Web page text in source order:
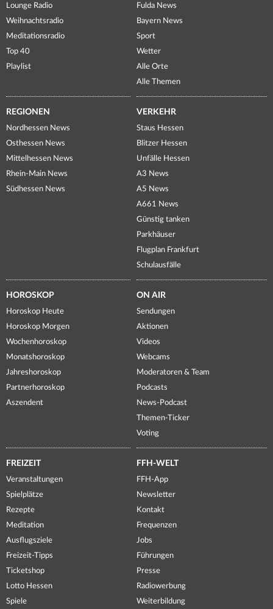
Lounge Radio
Weihnachtsradio
Meditationsradio
Top 40
Playlist
Fulda News
Bayern News
Sport
Wetter
Alle Orte
Alle Themen
REGIONEN
Nordhessen News
Osthessen News
Mittelhessen News
Rhein-Main News
Südhessen News
VERKEHR
Staus Hessen
Blitzer Hessen
Unfälle Hessen
A3 News
A5 News
A661 News
Günstig tanken
Parkhäuser
Flugplan Frankfurt
Schulausfälle
HOROSKOP
Horoskop Heute
Horoskop Morgen
Wochenhoroskop
Monatshoroskop
Jahreshoroskop
Partnerhoroskop
Aszendent
ON AIR
Sendungen
Aktionen
Videos
Webcams
Moderatoren & Team
Podcasts
News-Podcast
Themen-Ticker
Voting
FREIZEIT
Veranstaltungen
Spielplätze
Rezepte
Meditation
Ausflugsziele
Freizeit-Tipps
Ticketshop
Lotto Hessen
Spiele
FFH-WELT
FFH-App
Newsletter
Kontakt
Frequenzen
Jobs
Führungen
Presse
Radiowerbung
Weiterbildung